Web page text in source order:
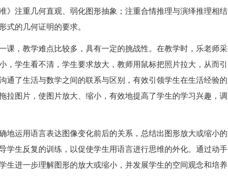
》注重几何直观、弱化图形抽象；注重合情推理与演绎推理相结
式的几何证明的要求。
，教学难点比较多，具有一定的挑战性。在教学时，乐老师采
，学生看不清，学生要求放大，教师用鼠标把照片拉大，从而引
通了生活与数学之间的联系与区别，有效引领学生在生活经验的
拉图片，使图片放大、缩小，有效地提高了学生的学习兴趣，调
运用语言表达图像变化前后的关系，总结出图形放大或缩小的
学生反复的训练，以促使学生用语言进行思维的外化。通过动手
生进一步理解图形的放大或缩小，并发展学生的空间观念和培养